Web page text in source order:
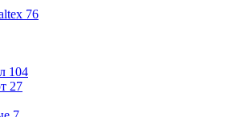
76
104
27